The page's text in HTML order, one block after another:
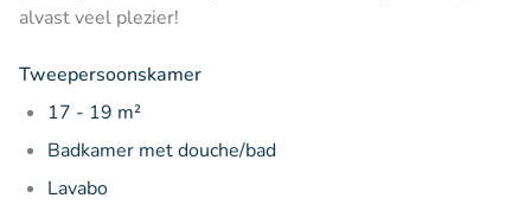
alvast veel plezier!
Tweepersoonskamer
17 - 19 m²
Badkamer met douche/bad
Lavabo